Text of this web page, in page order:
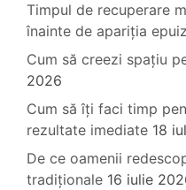
Timpul de recuperare
înainte de apariția
Cum să creezi spațiu
2026
Cum să îți faci timp
rezultate imediate 18
De ce oamenii
tradiționale 16 iulie